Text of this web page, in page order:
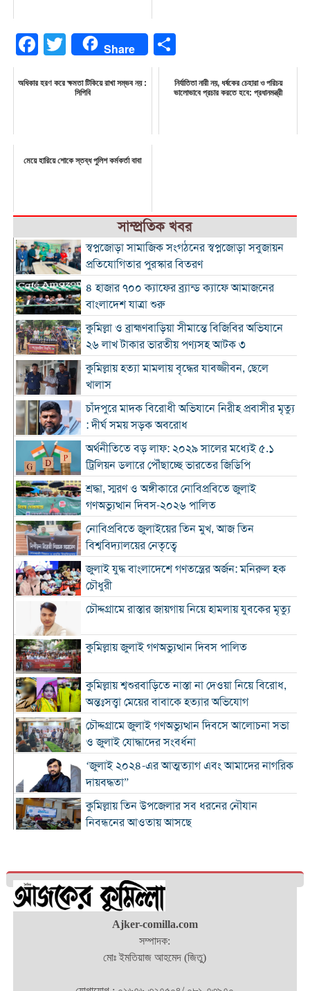
Facebook
Twitter Share
অধিকার হরণ করে ক্ষমতা টিকিয়ে রাখা সম্ভব নয় :
সিপিবি
নির্যাতিতা নারী নয়, ধর্ষকের চেহারা ও পরিচয়
ভালোভাবে প্রচার করতে হবে: প্রধানমন্ত্রী
মেয়ে হারিয়ে শোকে স্তব্ধ পুলিশ কর্মকর্তা বাবা
সাম্প্রতিক খবর
স্বপ্নজোড়া সামাজিক সংগঠনের স্বপ্নজোড়া সবুজায়ন
প্রতিযোগিতার পুরস্কার বিতরণ
৪ হাজার ৭০০ ক্যাফের ব্র্যান্ড ক্যাফে আমাজনের
বাংলাদেশ যাত্রা শুরু
কুমিল্লা ও ব্রাহ্মণবাড়িয়া সীমান্তে বিজিবির অভিযানে
২৬ লাখ টাকার ভারতীয় পণ্যসহ আটক ৩
কুমিল্লায় হত্যা মামলায় বৃদ্ধের যাবজ্জীবন, ছেলে
খালাস
চাঁদপুরে মাদক বিরোধী অভিযানে নিরীহ প্রবাসীর মৃত্যু
: দীর্ঘ সময় সড়ক অবরোধ
অর্থনীতিতে বড় লাফ: ২০২৯ সালের মধ্যেই ৫.১
ট্রিলিয়ন ডলারে পৌঁছাচ্ছে ভারতের জিডিপি
শ্রদ্ধা, স্মরণ ও অঙ্গীকারে নোবিপ্রবিতে জুলাই
গণঅভ্যুত্থান দিবস-২০২৬ পালিত
নোবিপ্রবিতে জুলাইয়ের তিন মুখ, আজ তিন
বিশ্ববিদ্যালয়ের নেতৃত্বে
জুলাই যুদ্ধ বাংলাদেশে গণতন্ত্রের অর্জন: মনিরুল হক
চৌধুরী
চৌদ্দগ্রামে রাস্তার জায়গায় নিয়ে হামলায় যুবকের মৃত্যু
কুমিল্লায় জুলাই গণঅভ্যুত্থান দিবস পালিত
কুমিল্লায় শ্বশুরবাড়িতে নাস্তা না দেওয়া নিয়ে বিরোধ,
অন্তঃসত্ত্বা মেয়ের বাবাকে হত্যার অভিযোগ
চৌদ্দগ্রামে জুলাই গণঅভ্যুত্থান দিবসে আলোচনা সভা
ও জুলাই যোদ্ধাদের সংবর্ধনা
‘জুলাই ২০২৪-এর আত্মত্যাগ এবং আমাদের নাগরিক
দায়বদ্ধতা”
কুমিল্লায় তিন উপজেলার সব ধরনের নৌযান
নিবন্ধনের আওতায় আসছে
দাউদকান্দিতে ৫২ কেজি গাঁজাসহ প্রাইভেট কার জব্দ,
আটক ১
কুমিল্লার ৫ হাসপাতাল-ডায়াগনস্টিক সাময়িকভাবে
জুলাই গণ-অভ্যুত্থান দিবস উপলক্ষে নোবিপ্রবিতে
Ajker-comilla.com
সম্পাদক:
মোঃ ইমতিয়াজ আহমেদ (জিতু)